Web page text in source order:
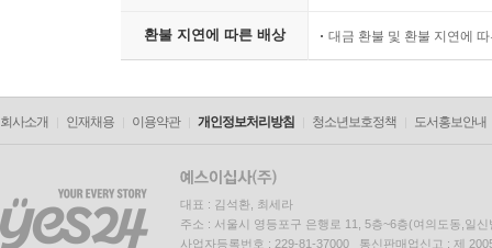
환불 지연에 따른 배상 대금 환불 및 환불 지연에
회사소개 인재채용 이용약관 개인정보처리방침 청소년보호정책 도서홍보안내
대표 : 김석환, 최세라
주소 : 서울시 영등포구 은행로 11, 5층~6층(여의도동,일신
사업자등록번호 : 229-81-37000 통신판매업신고 : 제